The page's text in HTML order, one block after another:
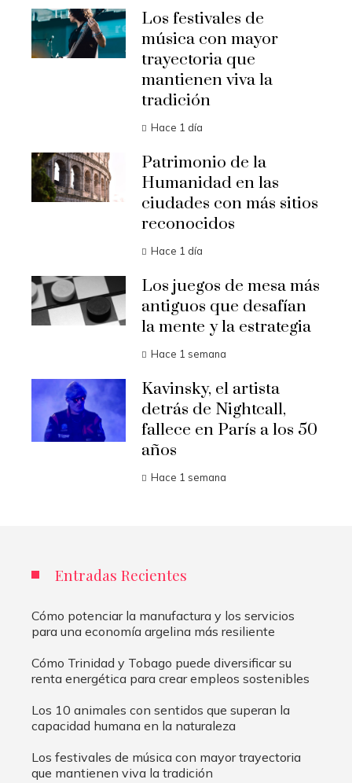
Los festivales de
música con mayor
trayectoria que
mantienen viva la
tradición
Hace 1 día
Patrimonio de la
Humanidad en las
ciudades con más sitios
reconocidos
Hace 1 día
Los juegos de mesa más
antiguos que desafían
la mente y la estrategia
Hace 1 semana
Kavinsky, el artista
detrás de Nightcall,
fallece en París a los 50
años
Hace 1 semana
Entradas Recientes
Cómo potenciar la manufactura y los servicios
para una economía argelina más resiliente
Cómo Trinidad y Tobago puede diversificar su
renta energética para crear empleos sostenibles
Los 10 animales con sentidos que superan la
capacidad humana en la naturaleza
Los festivales de música con mayor trayectoria
que mantienen viva la tradición